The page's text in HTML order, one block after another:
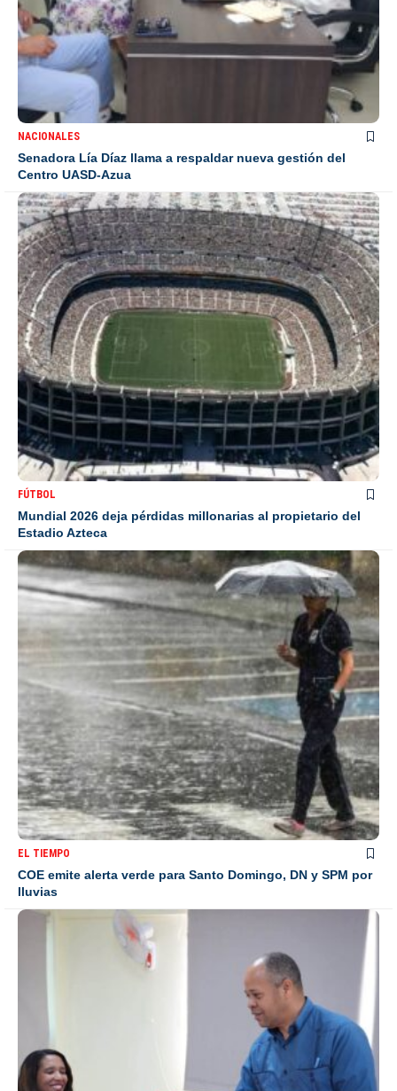
NACIONALES
Senadora Lía Díaz llama a respaldar nueva gestión del
Centro UASD-Azua
FÚTBOL
Mundial 2026 deja pérdidas millonarias al propietario del
Estadio Azteca
EL TIEMPO
COE emite alerta verde para Santo Domingo, DN y SPM por
lluvias